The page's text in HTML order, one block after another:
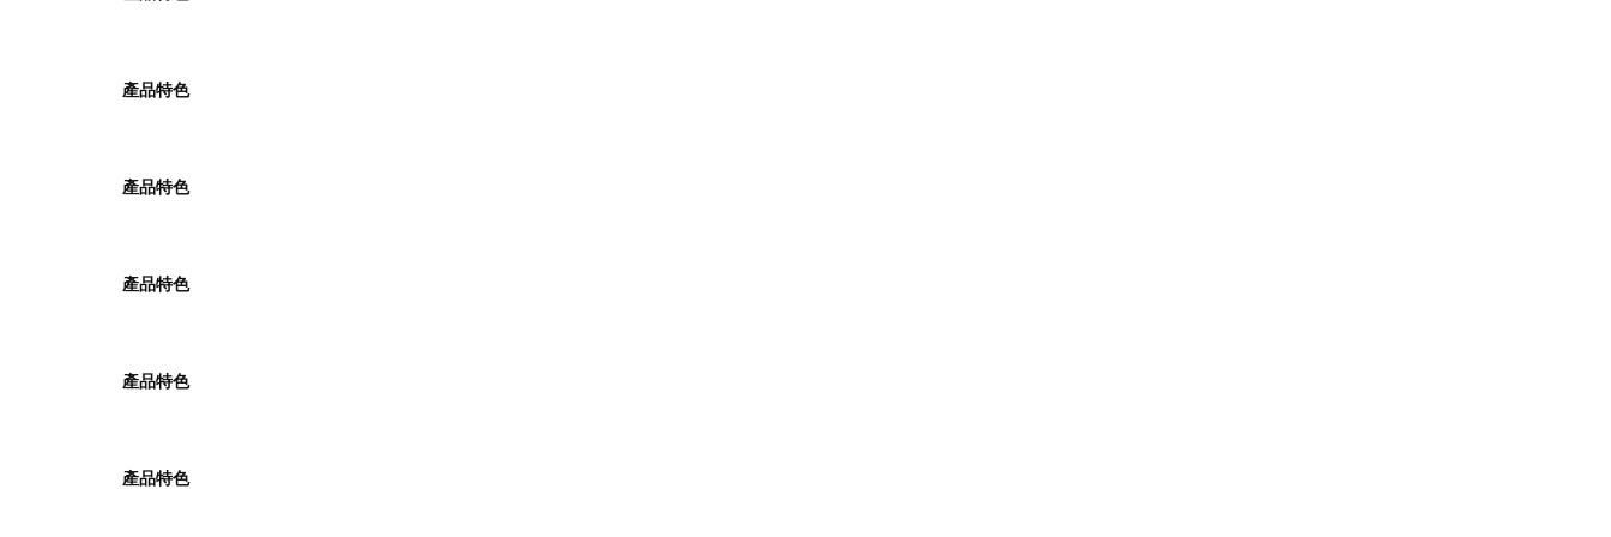
產品特色
產品特色
產品特色
產品特色
產品特色